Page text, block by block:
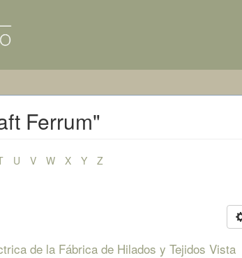
Ferrum"
U V W X Y
Z
de la Fábrica de Hilados y Tejidos Vista